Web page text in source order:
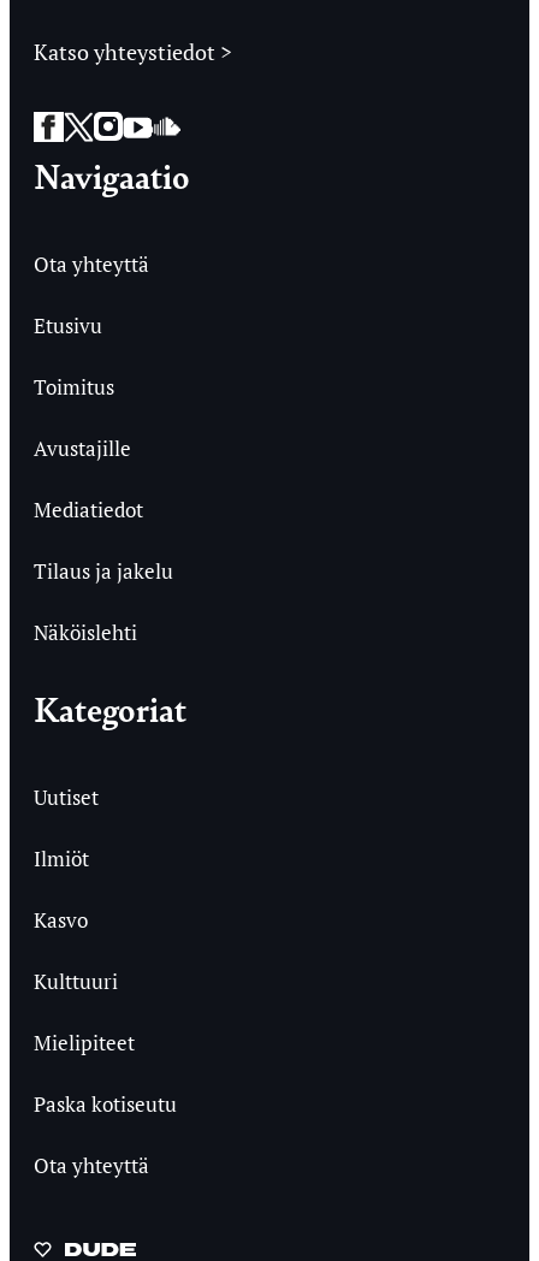
Katso yhteystiedot >
Facebook
Twitter
Instagram
YouTube
SoundCloud
Navigaatio
Ota yhteyttä
Etusivu
Toimitus
Avustajille
Mediatiedot
Tilaus ja jakelu
Näköislehti
Kategoriat
Uutiset
Ilmiöt
Kasvo
Kulttuuri
Mielipiteet
Paska kotiseutu
Ota yhteyttä